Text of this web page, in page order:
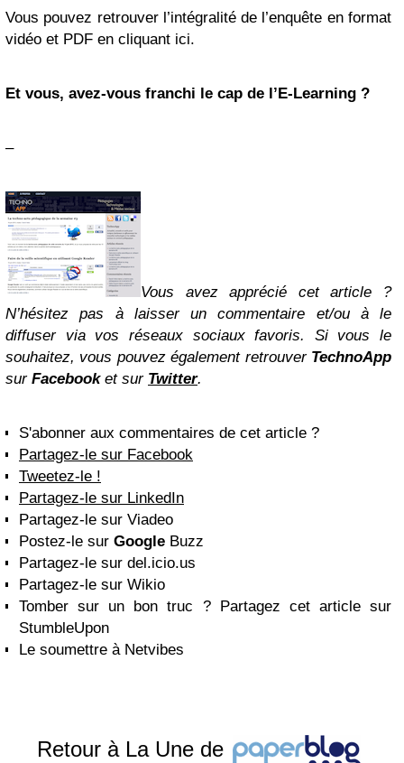
Vous pouvez retrouver l’intégralité de l’enquête en format
vidéo et PDF en cliquant ici.
Et vous, avez-vous franchi le cap de l’E-Learning ?
–
Vous avez apprécié cet article ?
N’hésitez pas à laisser un commentaire et/ou à le
diffuser via vos réseaux sociaux favoris. Si vous le
souhaitez, vous pouvez également retrouver TechnoApp
sur Facebooket sur Twitter.
S'abonner aux commentaires de cet article ?
Partagez-le sur Facebook
Tweetez-le !
Partagez-le sur LinkedIn
Partagez-le sur Viadeo
Postez-le sur Google Buzz
Partagez-le sur del.icio.us
Partagez-le sur Wikio
Tomber sur un bon truc ? Partagez cet article sur
StumbleUpon
Le soumettre à Netvibes
Retour à La Une de